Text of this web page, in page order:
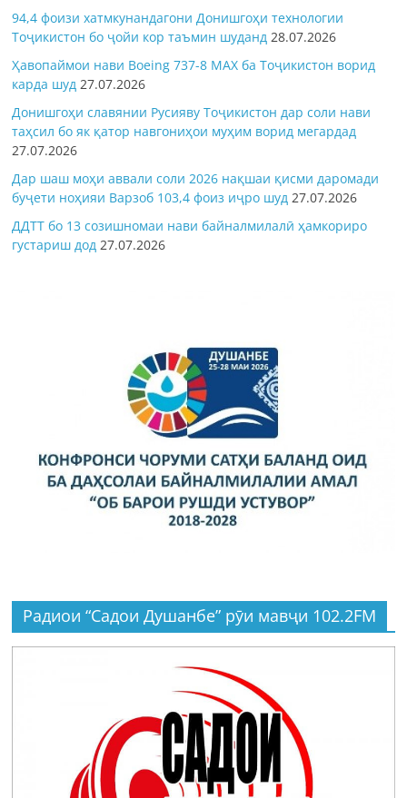
94,4 фоизи хатмкунандагони Донишгоҳи технологии
Тоҷикистон бо ҷойи кор таъмин шуданд 28.07.2026
Ҳавопаймои нави Boeing 737-8 MAX ба Тоҷикистон ворид
карда шуд 27.07.2026
Донишгоҳи славянии Русияву Тоҷикистон дар соли нави
таҳсил бо як қатор навгониҳои муҳим ворид мегардад
27.07.2026
Дар шаш моҳи аввали соли 2026 нақшаи қисми даромади
буҷети ноҳияи Варзоб 103,4 фоиз иҷро шуд 27.07.2026
ДДТТ бо 13 созишномаи нави байналмилалӣ ҳамкориро
густариш дод 27.07.2026
Радиои “Садои Душанбе” рӯи мавҷи 102.2FM